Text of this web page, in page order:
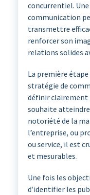
concurrentiel.
communication
transmettre
renforcer son
relations solides
La première étape
stratégie de
définir clairement
souhaite
notoriété de la
l’entreprise, ou
ou service, il est
et mesurables.
Une fois les
d’identifier les